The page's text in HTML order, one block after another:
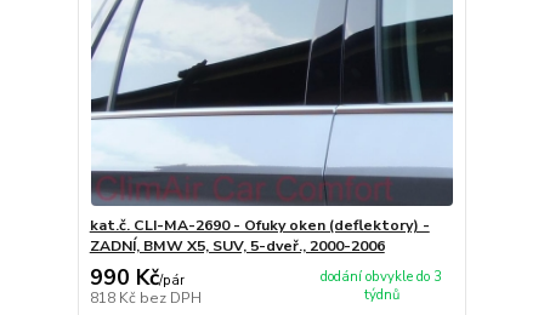
kat.č. CLI-MA-2690 - Ofuky oken (deflektory) -
ZADNÍ, BMW X5, SUV, 5-dveř., 2000-2006
990 Kč/pár
818 Kč bez DPH
dodání obvykle do 3
týdnů